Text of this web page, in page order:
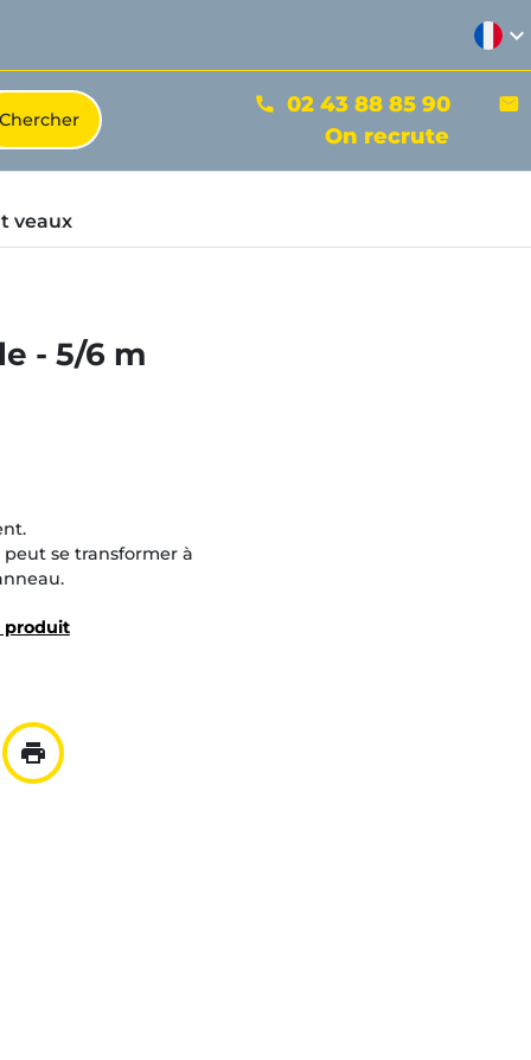
expand_more
phone 02 43 88 85 90 mail
On recrute
veaux
- 5/6 m
peut se transformer à
produit
mail
à la liste
print
Imprimer